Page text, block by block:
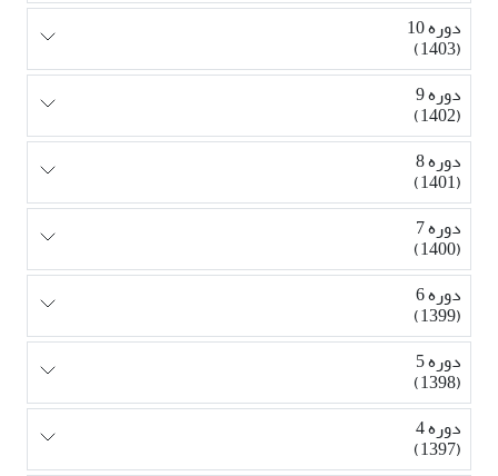
دوره 10
(1403)
دوره 9
(1402)
دوره 8
(1401)
دوره 7
(1400)
دوره 6
(1399)
دوره 5
(1398)
دوره 4
(1397)